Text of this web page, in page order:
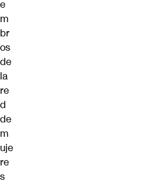
e
m
br
os
de
la
re
d
de
m
uje
re
s